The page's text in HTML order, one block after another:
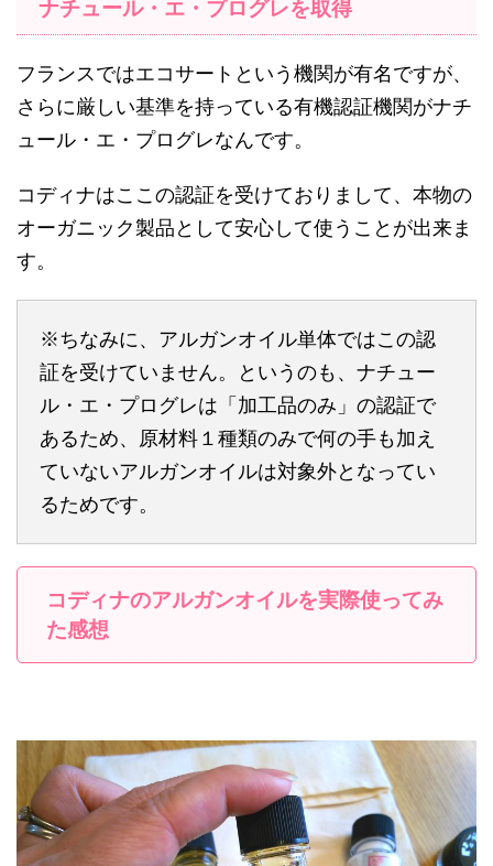
ナチュール・エ・プログレを取得
フランスではエコサートという機関が有名ですが、
さらに厳しい基準を持っている有機認証機関がナチ
ュール・エ・プログレなんです。
コディナはここの認証を受けておりまして、本物の
オーガニック製品として安心して使うことが出来ま
す。
※ちなみに、アルガンオイル単体ではこの認
証を受けていません。というのも、ナチュー
ル・エ・プログレは「加工品のみ」の認証で
あるため、原材料１種類のみで何の手も加え
ていないアルガンオイルは対象外となってい
るためです。
コディナのアルガンオイルを実際使ってみ
た感想